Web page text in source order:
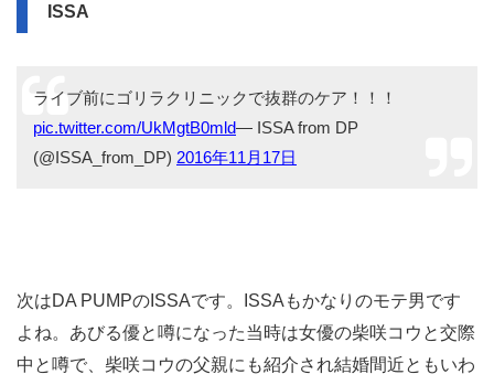
ISSA
ライブ前にゴリラクリニックで抜群のケア！！！
pic.twitter.com/UkMgtB0mld— ISSA from DP
(@ISSA_from_DP) 2016年11月17日
次はDA PUMPのISSAです。ISSAもかなりのモテ男です
よね。あびる優と噂になった当時は女優の柴咲コウと交際
中と噂で、柴咲コウの父親にも紹介され結婚間近ともいわ